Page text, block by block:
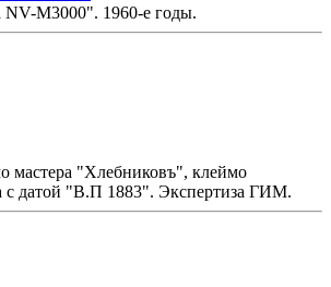
M3000". 1960-е годы.
мастера "Хлебниковъ", клеймо
с датой "В.П 1883". Экспертиза ГИМ.